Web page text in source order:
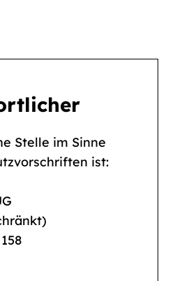
Stelle im Sinne
ist: